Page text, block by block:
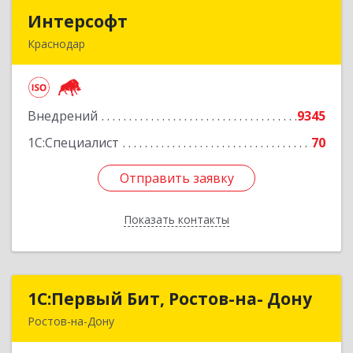
Интерсофт
Краснодар
Внедрений
9345
1С:Специалист
70
Отправить заявку
Показать контакты
Подробнее
Отправить заявку
Назад
1С:Первый Бит, Ростов-на- Дону
Ростов-на-Дону
1С:Первый Бит, Ростов-на- Дону